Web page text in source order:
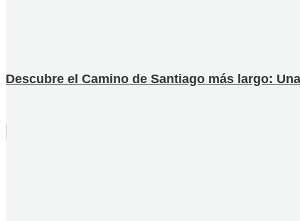
Descubre el Camino de Santiago más largo: